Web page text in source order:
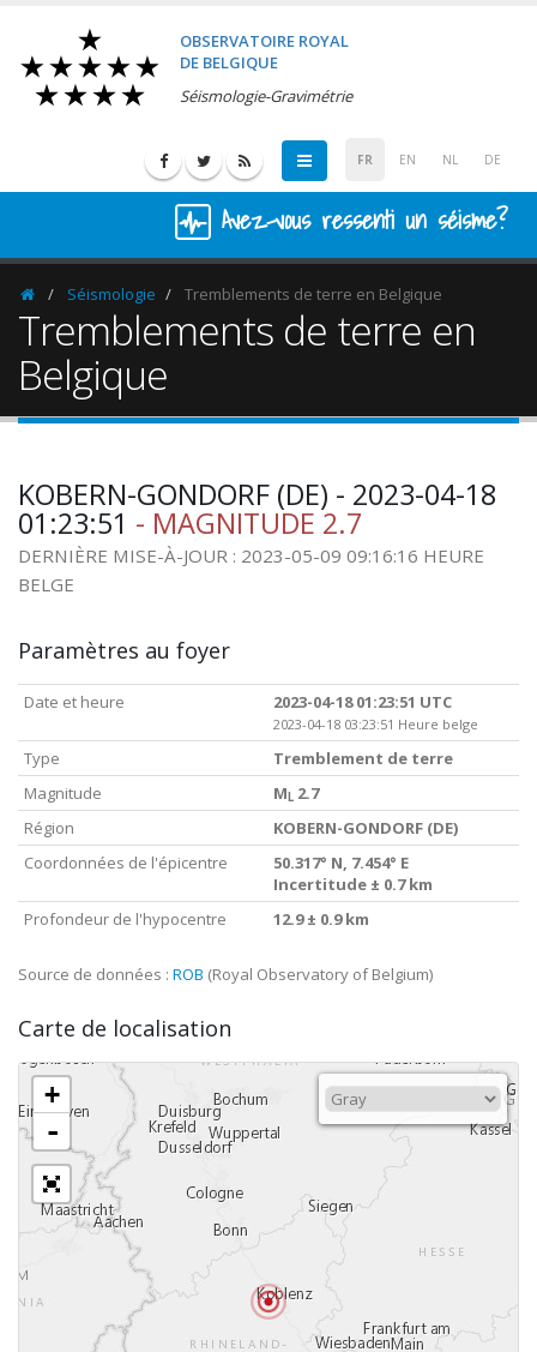
OBSERVATOIRE ROYAL
DE BELGIQUE
Séismologie-Gravimétrie
FR EN NL DE
Avez-vous ressenti un séisme?
HomepageSéismologie Tremblements de terre en Belgique
Tremblements de terre en
Belgique
KOBERN-GONDORF (DE) - 2023-04-18
01:23:51 - MAGNITUDE 2.7
DERNIÈRE MISE-À-JOUR : 2023-05-09 09:16:16 HEURE
BELGE
Paramètres au foyer
Date et heure 2023-04-18 01:23:51 UTC
2023-04-18 03:23:51 Heure belge
Type
Tremblement de terre
Magnitude
M L 2.7
Région
KOBERN-GONDORF (DE)
Coordonnées de l'épicentre
50.317° N, 7.454° E
Incertitude ± 0.7 km
Profondeur de l'hypocentre
12.9 ± 0.9 km
Source de données : ROB (Royal Observatory of Belgium)
Carte de localisation
+
-